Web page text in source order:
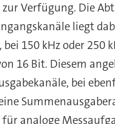
Verfügung. Die
liegt
150 kHz oder 250
16 Bit. Diesem
bei
analoge